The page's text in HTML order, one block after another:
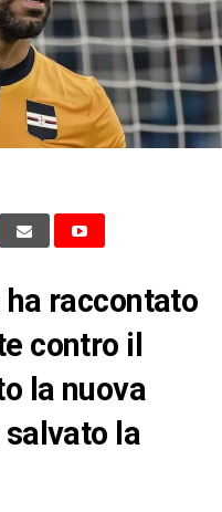
raccontato
contro il
la nuova
la